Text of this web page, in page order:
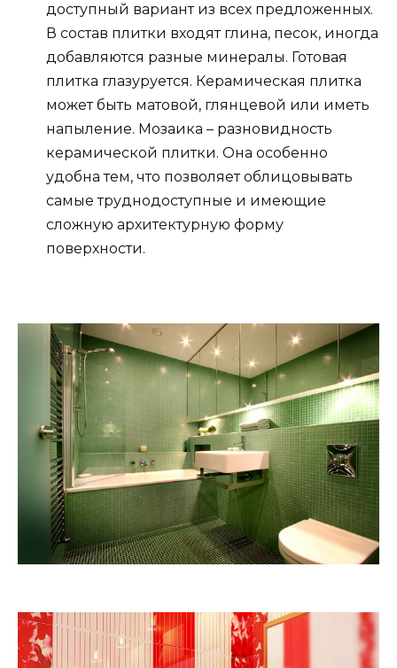
доступный вариант из всех предложенных.
В состав плитки входят глина, песок, иногда
добавляются разные минералы. Готовая
плитка глазуруется. Керамическая плитка
может быть матовой, глянцевой или иметь
напыление. Мозаика – разновидность
керамической плитки. Она особенно
удобна тем, что позволяет облицовывать
самые труднодоступные и имеющие
сложную архитектурную форму
поверхности.